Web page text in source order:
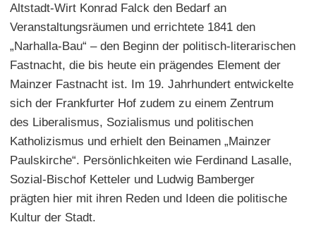
Altstadt-Wirt Konrad Falck den Bedarf an
Veranstaltungsräumen und errichtete 1841 den
„Narhalla-Bau“ – den Beginn der politisch-literarischen
Fastnacht, die bis heute ein prägendes Element der
Mainzer Fastnacht ist. Im 19. Jahrhundert entwickelte
sich der Frankfurter Hof zudem zu einem Zentrum
des Liberalismus, Sozialismus und politischen
Katholizismus und erhielt den Beinamen „Mainzer
Paulskirche“. Persönlichkeiten wie Ferdinand Lasalle,
Sozial-Bischof Ketteler und Ludwig Bamberger
prägten hier mit ihren Reden und Ideen die politische
Kultur der Stadt.